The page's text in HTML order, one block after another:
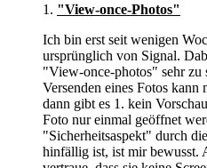
1. "View-once-Photos"
Ich bin erst seit wenigen
ursprünglich von Signal.
"View-once-photos" sehr zu
Versenden eines Fotos
dann gibt es 1. kein
Foto nur einmal geöffnet
"Sicherheitsaspekt" durch
hinfällig ist, ist mir bewusst.